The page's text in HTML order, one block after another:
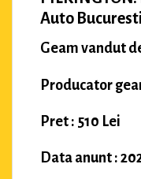
Auto
Geam vandut
Producator
Pret : 510 Lei
Data anunt :